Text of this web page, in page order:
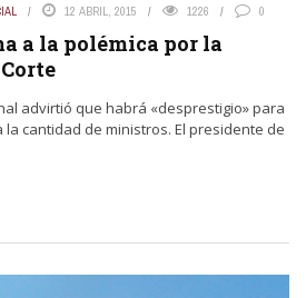
12 ABRIL, 2015 1226 0
a la polémica por la
advirtió que habrá «desprestigio» para
cantidad de ministros. El presidente de